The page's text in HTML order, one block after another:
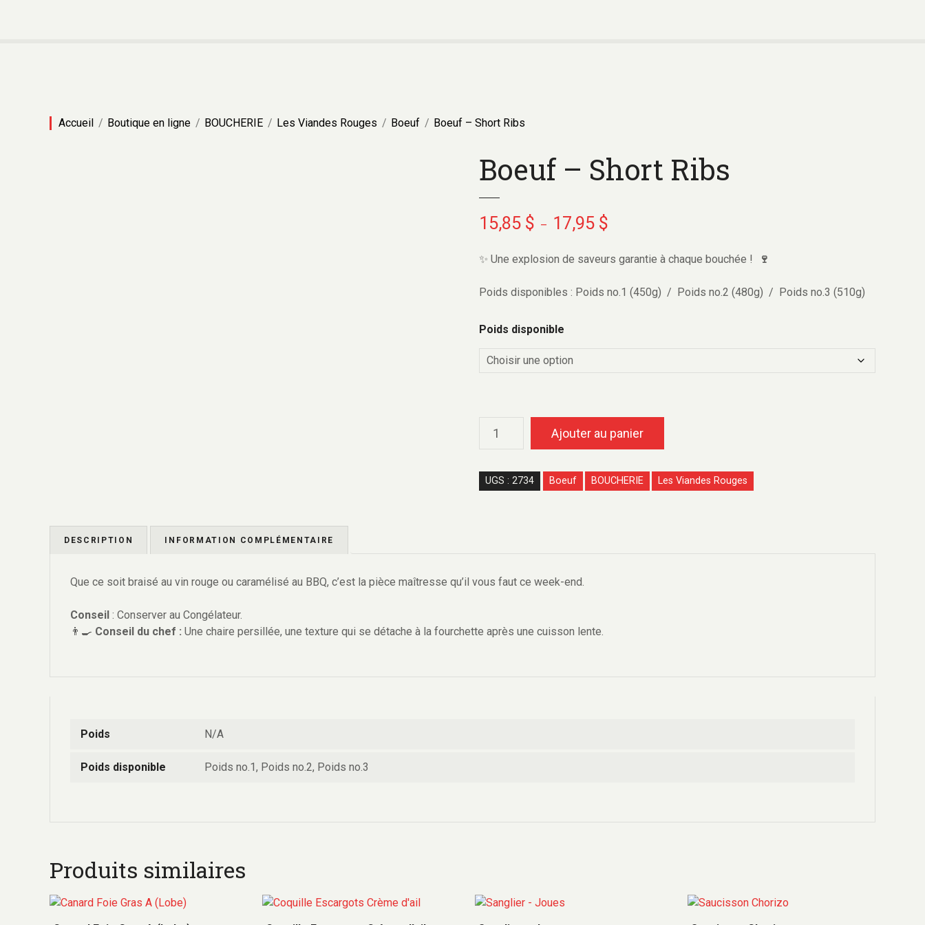
Accueil Boutique en ligne BOUCHERIE Les Viandes Rouges Boeuf Boeuf – Short Ribs
Boeuf – Short Ribs
15,85 $ – 17,95 $
✨ Une explosion de saveurs garantie à chaque bouchée ! 🍷
Poids disponibles : Poids no.1 (450g) / Poids no.2 (480g) / Poids no.3 (510g)
Poids disponible
Ajouter au panier
UGS : 2734 Boeuf BOUCHERIE Les Viandes Rouges
DESCRIPTION INFORMATION COMPLÉMENTAIRE
Que ce soit braisé au vin rouge ou caramélisé au BBQ, c’est la pièce maîtresse qu’il vous faut ce week-end.
Conseil : Conserver au Congélateur.
👨‍🍳 Conseil du chef : Une chaire persillée, une texture qui se détache à la fourchette après une cuisson lente.
Poids N/A
Poids disponible Poids no.1, Poids no.2, Poids no.3
Produits similaires